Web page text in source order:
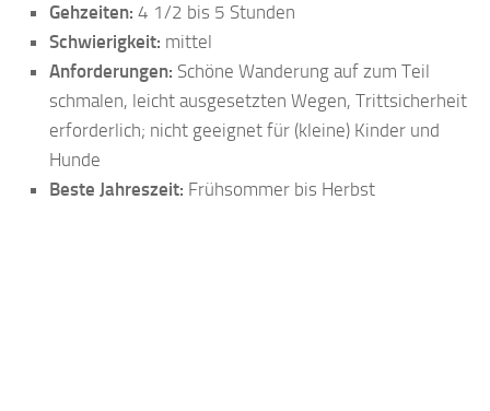
Gehzeiten: 4 1/2 bis 5 Stunden
Schwierigkeit: mittel
Anforderungen: Schöne Wanderung auf zum Teil
schmalen, leicht ausgesetzten Wegen, Trittsicherheit
erforderlich; nicht geeignet für (kleine) Kinder und
Hunde
Beste Jahreszeit: Frühsommer bis Herbst